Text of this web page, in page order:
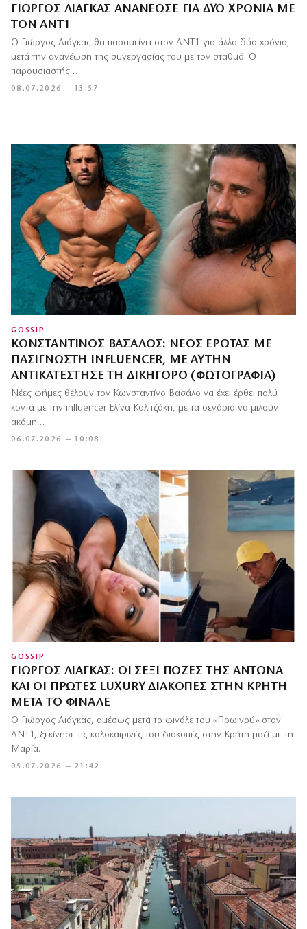
ΓΙΏΡΓΟΣ ΛΙΆΓΚΑΣ ΑΝΑΝΈΩΣΕ ΓΙΑ ΔΎΟ ΧΡΌΝΙΑ ΜΕ
ΤΟΝ ΑΝΤ1
08.07.2026 — 13:57
Ο Γιώργος Λιάγκας θα παραμείνει στον ΑΝΤ1 για άλλα δύο χρόνια,
μετά την ανανέωση της συνεργασίας του με τον σταθμό. Ο
παρουσιαστής…
GOSSIP
ΚΩΝΣΤΑΝΤΊΝΟΣ ΒΑΣΆΛΟΣ: ΝΈΟΣ ΈΡΩΤΑΣ ΜΕ
ΠΑΣΊΓΝΩΣΤΗ INFLUENCER, ΜΕ ΑΥΤΉΝ
ΑΝΤΙΚΑΤΈΣΤΗΣΕ ΤΗ ΔΙΚΗΓΌΡΟ (ΦΩΤΟΓΡΑΦΊΑ)
06.07.2026 — 10:08
Νέες φήμες θέλουν τον Κωνσταντίνο Βασάλο να έχει έρθει πολύ
κοντά με την influencer Ελίνα Καλιτζάκη, με τα σενάρια να μιλούν
ακόμη…
GOSSIP
ΓΙΏΡΓΟΣ ΛΙΆΓΚΑΣ: ΟΙ ΣΈΞΙ ΠΌΖΕΣ ΤΗΣ ΑΝΤΩΝΆ
ΚΑΙ ΟΙ ΠΡΏΤΕΣ LUXURY ΔΙΑΚΟΠΈΣ ΣΤΗΝ ΚΡΉΤΗ
ΜΕΤΆ ΤΟ ΦΙΝΆΛΕ
05.07.2026 — 21:42
Ο Γιώργος Λιάγκας, αμέσως μετά το φινάλε του «Πρωινού» στον
ΑΝΤ1, ξεκίνησε τις καλοκαιρινές του διακοπές στην Κρήτη μαζί με τη
Μαρία…